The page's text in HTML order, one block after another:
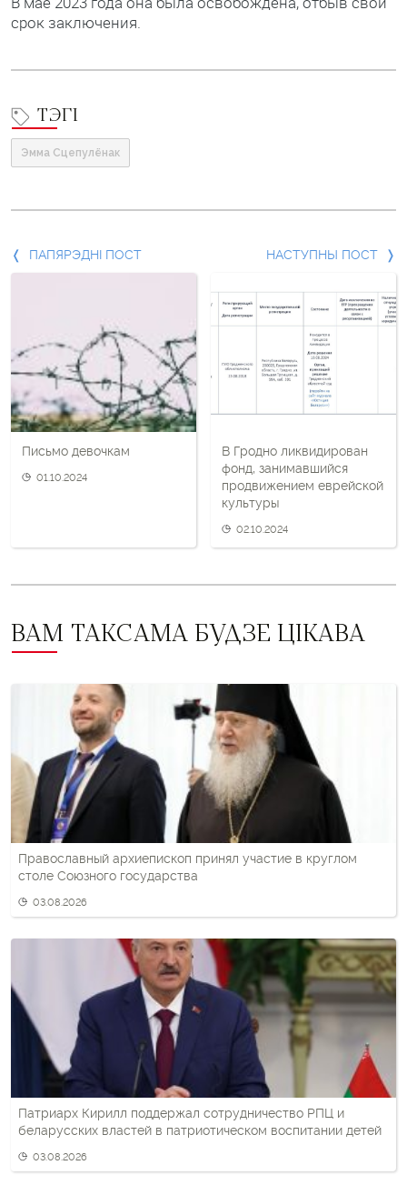
срок заключения.
ТЭГІ
Эмма Сцепулёнак
Папярэдні
наступны
пост
ПАПЯРЭДНІ ПОСТ
Письмо девочкам
01.10.2024
НАСТУПНЫ ПОСТ
В Гродно ликвидирован
фонд, занимавшийся
продвижением еврейской
культуры
02.10.2024
ВАМ ТАКСАМА БУДЗЕ ЦІКАВА
Православный архиепископ принял участие в круглом
столе Союзного государства
03.08.2026
Патриарх Кирилл поддержал сотрудничество РПЦ и
беларусских властей в патриотическом воспитании детей
03.08.2026